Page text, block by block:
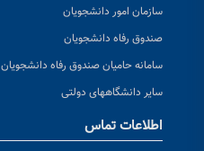
سازمان امور دانشجویان
صندوق رفاه دانشجویان
سامانه حامیان صندوق رفاه دانشجویان
سایر دانشگاههای دولتی
اطلاعات تماس